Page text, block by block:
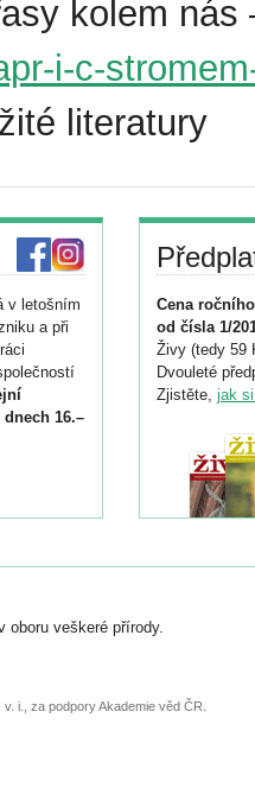
kolem nás
i-c-
literatury
v letošním
a při
16.–
nebo
Cena
od čísla 1/
Živy (tedy 59
Dvouleté
Zjistěte, jak
oboru veškeré přírody.
i., za podpory Akademie věd ČR.